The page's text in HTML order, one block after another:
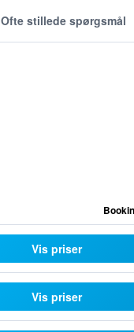
Ofte stillede spørgsmål
Vis priser
Vis priser